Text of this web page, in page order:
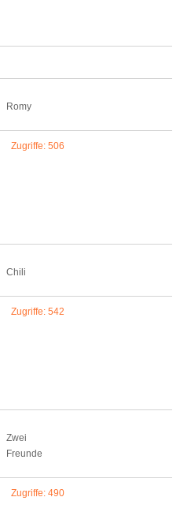
Romy
Zugriffe: 506
Chili
Zugriffe: 542
Zwei
Freunde
Zugriffe: 490